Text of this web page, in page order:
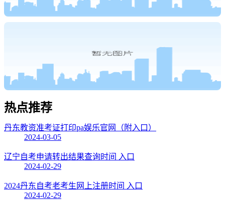
热点推荐
丹东教资准考证打印pa娱乐官网（附入口）
2024-03-05
辽宁自考申请转出结果查询时间 入口
2024-02-29
2024丹东自考老考生网上注册时间 入口
2024-02-29